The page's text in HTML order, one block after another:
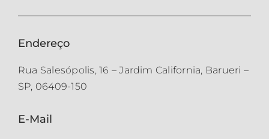
Endereço
Rua Salesópolis, 16 – Jardim California, Barueri –
SP, 06409-150
E-Mail